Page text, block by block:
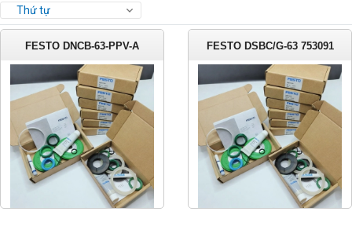
Thứ tự
FESTO DNCB-63-PPV-A FESTO DSBC/G-63 753091